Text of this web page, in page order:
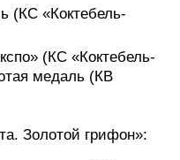
(КС «Коктебель-
(КС «Коктебель-
медаль (КВ
Золотой грифон»: